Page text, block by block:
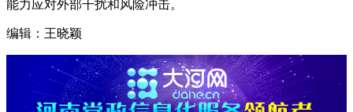
能力应对外部干扰和风险冲击。
编辑：王晓颖